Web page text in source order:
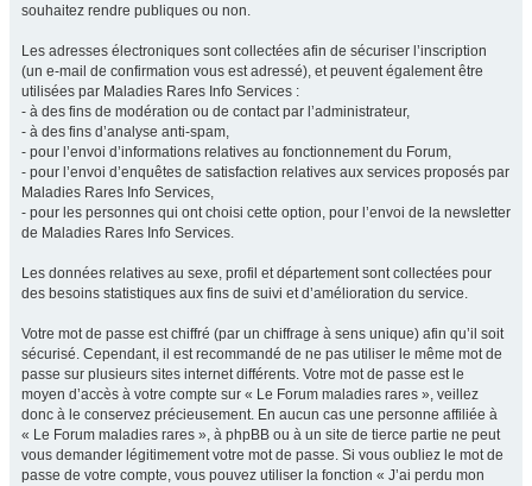
souhaitez rendre publiques ou non.
Les adresses électroniques sont collectées afin de sécuriser l’inscription
(un e-mail de confirmation vous est adressé), et peuvent également être
utilisées par Maladies Rares Info Services :
- à des fins de modération ou de contact par l’administrateur,
- à des fins d’analyse anti-spam,
- pour l’envoi d’informations relatives au fonctionnement du Forum,
- pour l’envoi d’enquêtes de satisfaction relatives aux services proposés par
Maladies Rares Info Services,
- pour les personnes qui ont choisi cette option, pour l’envoi de la newsletter
de Maladies Rares Info Services.
Les données relatives au sexe, profil et département sont collectées pour
des besoins statistiques aux fins de suivi et d’amélioration du service.
Votre mot de passe est chiffré (par un chiffrage à sens unique) afin qu’il soit
sécurisé. Cependant, il est recommandé de ne pas utiliser le même mot de
passe sur plusieurs sites internet différents. Votre mot de passe est le
moyen d’accès à votre compte sur « Le Forum maladies rares », veillez
donc à le conservez précieusement. En aucun cas une personne affiliée à
« Le Forum maladies rares », à phpBB ou à un site de tierce partie ne peut
vous demander légitimement votre mot de passe. Si vous oubliez le mot de
passe de votre compte, vous pouvez utiliser la fonction « J’ai perdu mon